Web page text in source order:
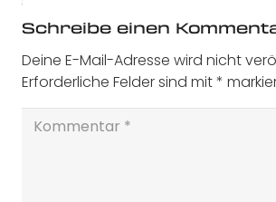
Schreibe einen
Deine E-Mail-Adresse wird nicht
Erforderliche Felder sind mit*